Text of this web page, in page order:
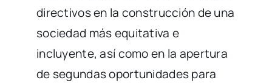
directivos en la construcción de una
sociedad más equitativa e
incluyente, así como en la apertura
de segundas oportunidades para